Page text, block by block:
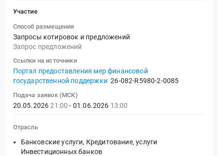
Участие
Способ размещения
Запросы котировок и предложений
Запрос предложений
Ссылки на источники
Портал предоставления мер финансовой
государственной поддержки 26-082-R5980-2-0085
Подача заявок (МСК)
20.05.202621:00 - 01.06.2026 13:00
Отрасль
Банковские услуги, Кредитование, услуги
Инвестиционных банков